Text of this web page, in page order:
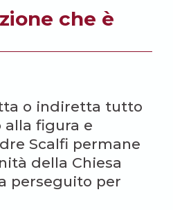
che è
o indiretta tutto
alla figura e
Scalfi permane
della Chiesa
perseguito per